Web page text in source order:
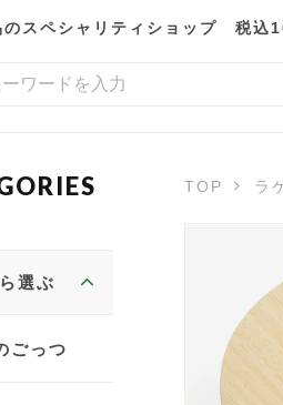
のスペシャリティショップ 税込
TOP ラ
選ぶ
ごっつ